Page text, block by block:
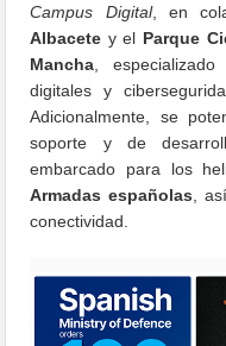
Campus Digital, en
Albacete y el Parque
Mancha ,
digitales y
Adicionalmente, se
soporte y de
embarcado para los
Armadas españolas ,
conectividad.